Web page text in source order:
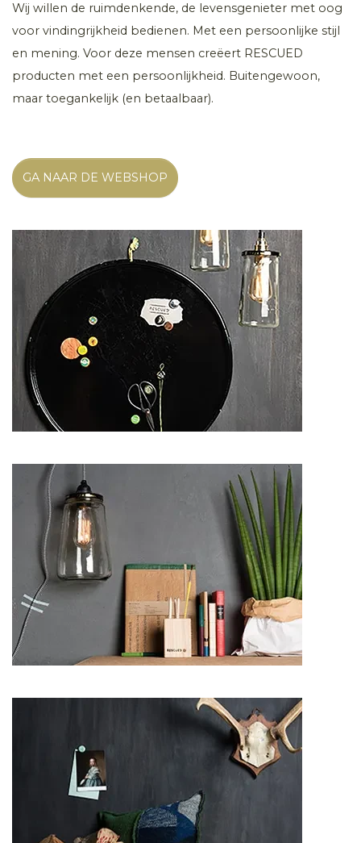
Wij willen de ruimdenkende, de levensgenieter met oog
voor vindingrijkheid bedienen. Met een persoonlijke stijl
en mening. Voor deze mensen creëert RESCUED
producten met een persoonlijkheid. Buitengewoon,
maar toegankelijk (en betaalbaar).
GA NAAR DE WEBSHOP